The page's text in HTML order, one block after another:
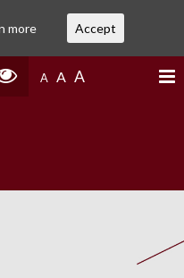
A A A
more Accept